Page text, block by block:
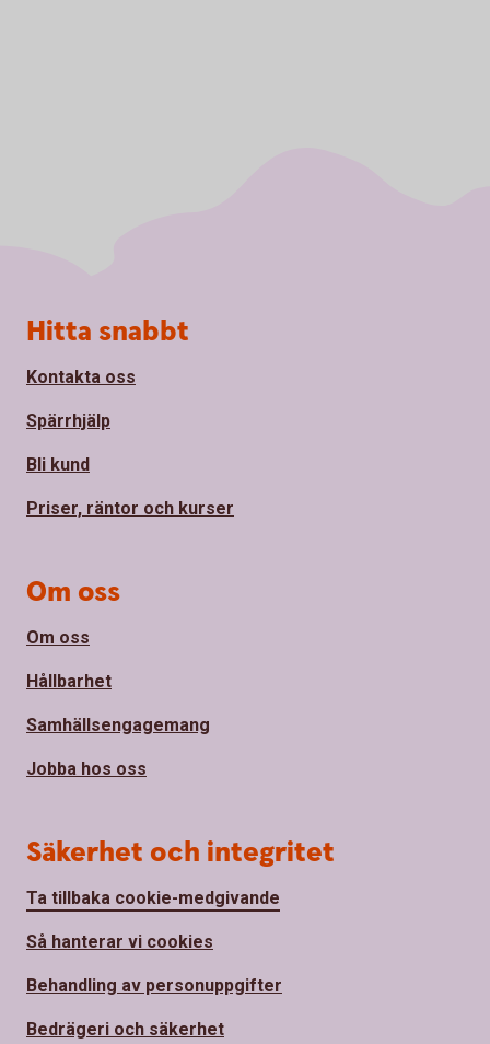
Sidfot
Hitta snabbt
Kontakta oss
Spärrhjälp
Bli kund
Priser, räntor och kurser
Om oss
Om oss
Hållbarhet
Samhällsengagemang
Jobba hos oss
Säkerhet och integritet
Ta tillbaka cookie-medgivande
Så hanterar vi cookies
Behandling av personuppgifter
Bedrägeri och säkerhet